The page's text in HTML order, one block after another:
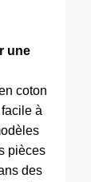
une
coton
facile à
pièces
des